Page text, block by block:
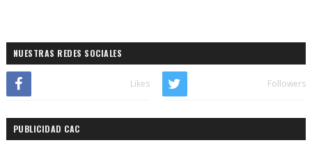
NUESTRAS REDES SOCIALES
Likes Followers
PUBLICIDAD CAC